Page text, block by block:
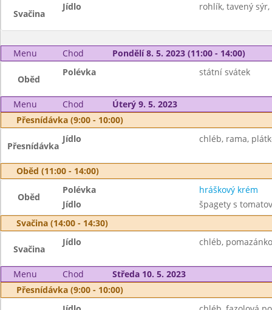
Svačina
Jídlo rohlík, tavený sýr,
Menu Chod Pondělí 8. 5. 2023 (11:00 - 14:00)
Oběd
Polévka státní svátek
Menu Chod
Úterý 9. 5. 2023
Přesnídávka (9:00 - 10:00)
Přesnídávka
Jídlo chléb, rama,
Oběd (11:00 - 14:00)
Oběd
Polévka
hráškový krém
Jídlo
špagety s
Svačina (14:00 - 14:30)
Svačina
Jídlo chléb,
Menu Chod
Středa 10. 5. 2023
Přesnídávka (9:00 - 10:00)